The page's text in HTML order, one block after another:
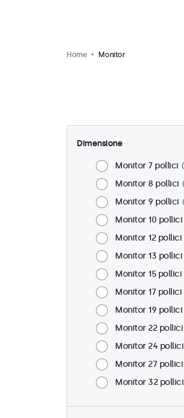
Home Monitor
Dimensione
Monitor 7 pollici
Monitor 8 pollici
Monitor 9 pollici
Monitor 10 pollici
Monitor 12 pollici
Monitor 13 pollici
Monitor 15 pollici
Monitor 17 pollici
Monitor 19 pollici
Monitor 22 pollici
Monitor 24 pollici
Monitor 27 pollici
Monitor 32 pollici